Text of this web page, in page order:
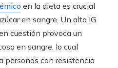
en la dieta es crucial
en sangre. Un alto IG
cuestión provoca un
en sangre, lo cual
personas con resistencia